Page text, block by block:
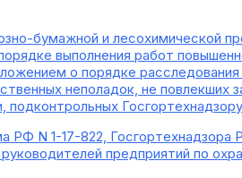
бумажной и лесохимической
выполнения работ
о порядке расследования
неполадок, не повлекших
N 1-17-822, Госгортехнадзора
предприятий по